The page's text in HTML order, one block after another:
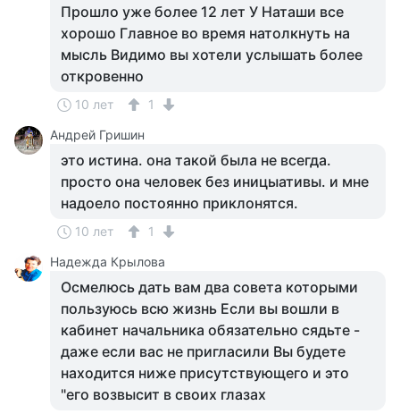
Прошло уже более 12 лет У Наташи все
хорошо Главное во время натолкнуть на
мысль Видимо вы хотели услышать более
откровенно
10 лет
1
Андрей Гришин
это истина. она такой была не всегда.
просто она человек без иницыативы. и мне
надоело постоянно приклонятся.
10 лет
1
Надежда Крылова
Осмелюсь дать вам два совета которыми
пользуюсь всю жизнь Если вы вошли в
кабинет начальника обязательно сядьте -
даже если вас не пригласили Вы будете
находится ниже присутствующего и это
"его возвысит в своих глазах